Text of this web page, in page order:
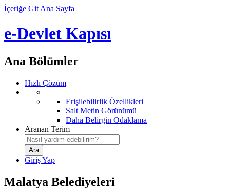
İçeriğe Git Ana Sayfa
e-Devlet Kapısı
Ana Bölümler
Hızlı Çözüm
Erişilebilirlik Özellikleri
Salt Metin Görünümü
Daha Belirgin Odaklama
Aranan Terim
Giriş Yap
Malatya Belediyeleri